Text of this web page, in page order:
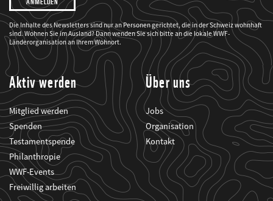
dass
der
WWF
mich
über
seine
Projekte
informiert.
Die Inhalte des Newsletters sind nur an Personen gerichtet, die in der Schweiz wohnhaft
sind. Wohnen Sie im Ausland? Dann wenden Sie sich bitte an die lokale WWF-
Länderorganisation an Ihrem Wohnort.
Aktiv werden
Mitglied werden
Spenden
Testamentspende
Philanthropie
WWF-Events
Freiwillig arbeiten
Über uns
Jobs
Organisation
Kontakt